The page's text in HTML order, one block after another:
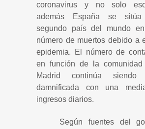
coronavirus y no solo
además España se
segundo país del mundo
número de muertos debido a
epidemia. El número de
en función de la comunidad
Madrid continúa
damnificada con una
ingresos diarios.
Según fuentes del